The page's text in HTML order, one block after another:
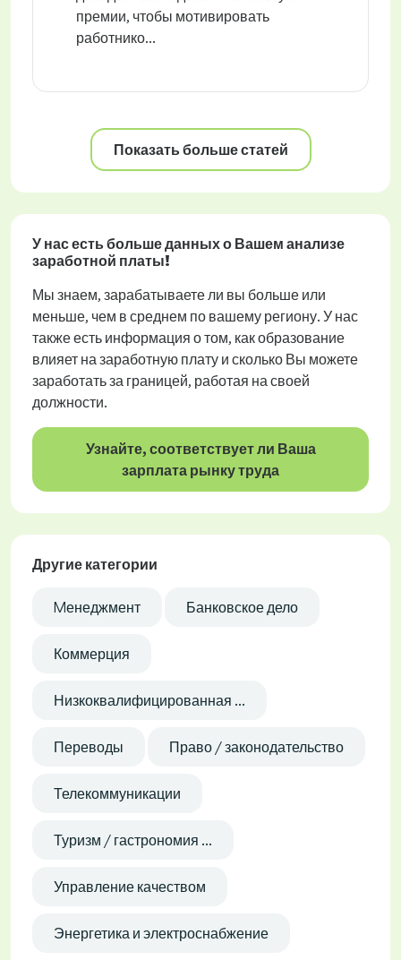
премии, чтобы мотивировать
работнико...
Показать больше статей
У нас есть больше данных о Вашем анализе
заработной платы!
Мы знаем, зарабатываете ли вы больше или
меньше, чем в среднем по вашему региону. У нас
также есть информация о том, как образование
влияет на заработную плату и сколько Вы можете
заработать за границей, работая на своей
должности.
Узнайте, соответствует ли Ваша
зарплата рынку труда
Другие категории
Mенеджмент Банковское дело
Коммерция
Низкоквалифицированная ...
Переводы Право / законодательство
Телекоммуникации
Туризм / гастрономия ...
Управление качеством
Энергетика и электроснабжение